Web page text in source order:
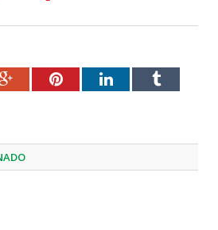
Google+PinterestLinkedInTumblr